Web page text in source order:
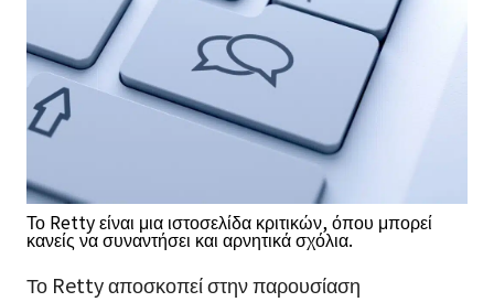
Το Retty είναι μια ιστοσελίδα κριτικών, όπου μπορεί
κανείς να συναντήσει και αρνητικά σχόλια.
Το Retty αποσκοπεί στην παρουσίαση